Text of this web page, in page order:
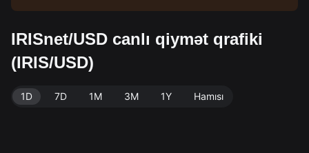
IRISnet/USD canlı qiymət qrafiki
(IRIS/USD)
1D 7D 1M 3M 1Y Hamısı